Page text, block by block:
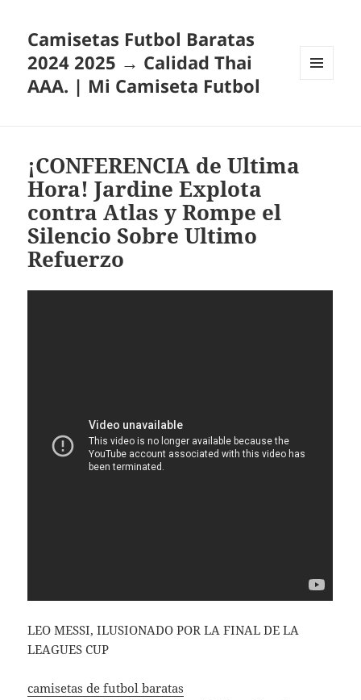
Camisetas Futbol Baratas
2024 2025 → Calidad Thai
AAA. | Mi Camiseta Futbol
¡CONFERENCIA de Ultima
Hora! Jardine Explota
contra Atlas y Rompe el
Silencio Sobre Ultimo
Refuerzo
LEO MESSI, ILUSIONADO POR LA FINAL DE LA
LEAGUES CUP
camisetas de futbol baratas